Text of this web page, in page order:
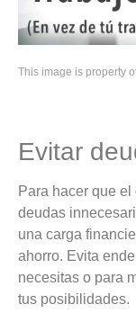
This image is property
Evitar
Para hacer que
deudas
una carga
ahorro. Evita
necesitas o para
tus posibilidades.